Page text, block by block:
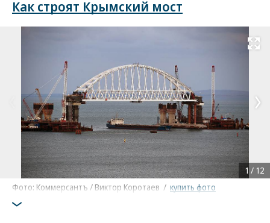
Как строят Крымский мост
Развернуть
Фото: Коммерсантъ / Виктор Коротаев / купить фото
1 / 12